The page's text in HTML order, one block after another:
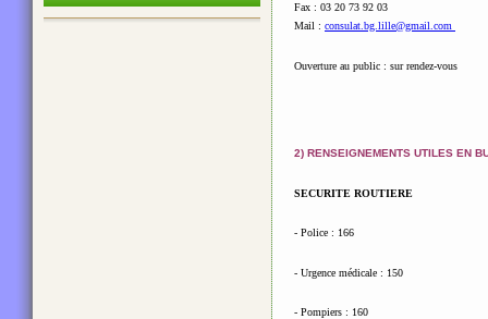
Fax : 03 20 73 92 03
Mail : consulat.bg.lille@gmail.com
Ouverture au public : sur rendez-vous
2) RENSEIGNEMENTS UTILES EN
SECURITE ROUTIERE
- Police : 166
- Urgence médicale : 150
- Pompiers : 160